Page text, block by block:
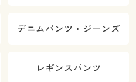
デニムパンツ・ジーンズ
レギンスパンツ